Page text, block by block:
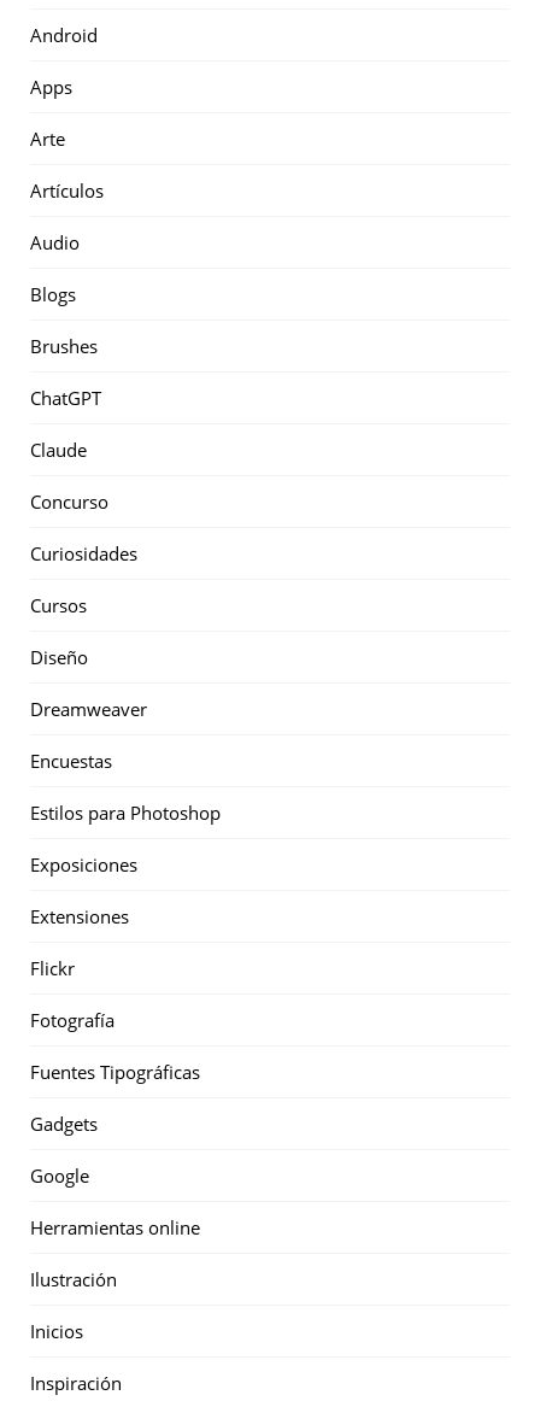
Android
Apps
Arte
Artículos
Audio
Blogs
Brushes
ChatGPT
Claude
Concurso
Curiosidades
Cursos
Diseño
Dreamweaver
Encuestas
Estilos para Photoshop
Exposiciones
Extensiones
Flickr
Fotografía
Fuentes Tipográficas
Gadgets
Google
Herramientas online
Ilustración
Inicios
Inspiración